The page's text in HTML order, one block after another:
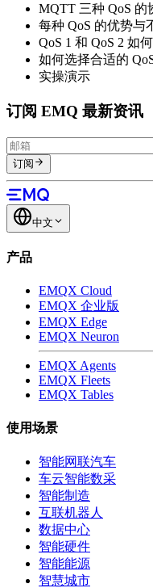
MQTT 三种 QoS 的
每种 QoS 的优势与
QoS 1 和 QoS 2 如
如何选择合适的
实操演示
订阅 EMQ 最新资讯
订阅
中文
产品
EMQX Cloud
EMQX 企业版
EMQX Edge
EMQX Neuron
EMQX Agents
EMQX Fleets
EMQX Tables
使用场景
智能网联汽车
车云智能数采
智能制造
互联机器人
数据中心
智能硬件
智能能源
智慧城市